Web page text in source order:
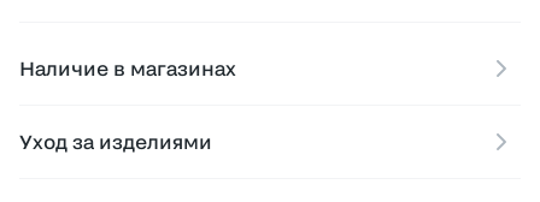
Наличие в магазинах
Уход за изделиями